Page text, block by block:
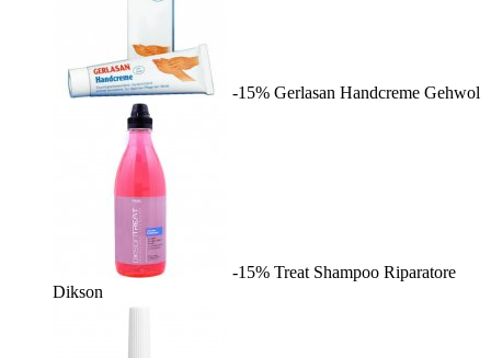
-15% Gerlasan Handcreme Gehwol
-15% Treat Shampoo Riparatore
Dikson